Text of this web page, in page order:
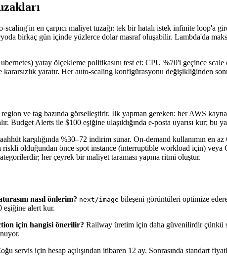
en çarpıcı maliyet tuzağı: tek bir hatalı istek infinite loop'a
birkaç gün içinde yüzlerce dolar masraf oluşabilir. Lambda'da
yatay ölçekleme politikasını test et: CPU %70'i geçince
kararsızlık yaratır. Her auto-scaling konfigürasyonu
ve tag bazında görselleştirir. İlk yapman gereken: her AWS
Budget Alerts ile $100 eşiğine ulaşıldığında e-posta uyarısı kur; bu
karşılığında %30–72 indirim sunar. On-demand kullanımın en
riskli olduğundan önce spot instance (interruptible workload için)
her çeyrek bir maliyet taraması yapma ritmi oluştur.
nasıl önlerim? next/image bileşeni görüntüleri optimize
eşiğine alert kur.
için hangisi önerilir? Railway üretim için daha güvenilirdir çünkü
servis için hesap açılışından itibaren 12 ay. Sonrasında standart